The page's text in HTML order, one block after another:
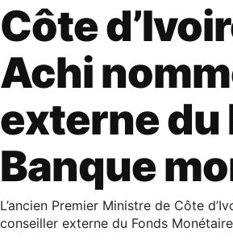
Côte
Achi
externe du
Banque
L’ancien Premier Ministre de Côte
conseiller externe du Fonds